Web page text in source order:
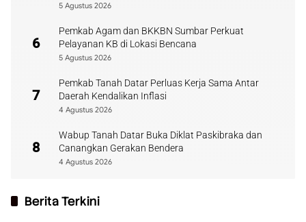
5 Agustus 2026
6
Pemkab Agam dan BKKBN Sumbar Perkuat
Pelayanan KB di Lokasi Bencana
5 Agustus 2026
7
Pemkab Tanah Datar Perluas Kerja Sama Antar
Daerah Kendalikan Inflasi
4 Agustus 2026
8
Wabup Tanah Datar Buka Diklat Paskibraka dan
Canangkan Gerakan Bendera
4 Agustus 2026
Berita Terkini